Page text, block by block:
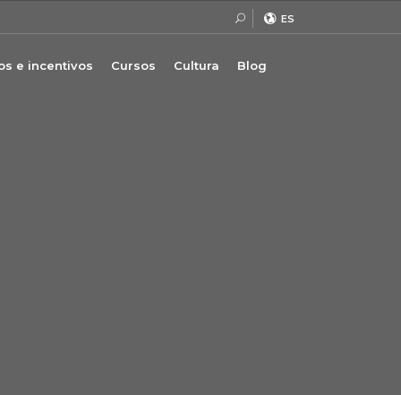
ES
e incentivos Cursos Cultura Blog